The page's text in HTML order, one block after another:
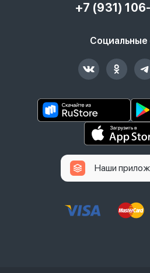
+7 (931)
Социальные
Наши